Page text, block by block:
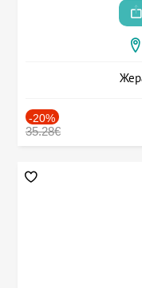
-20%
35.28€